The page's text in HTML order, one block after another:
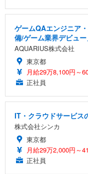
ゲームQAエンジニア
備/ゲーム業界デビュ
AQUARIUS株式会社
東京都
月給29万8,100円～
正社員
IT・クラウドサービス
株式会社シンカ
東京都
月給29万2,000円～
正社員